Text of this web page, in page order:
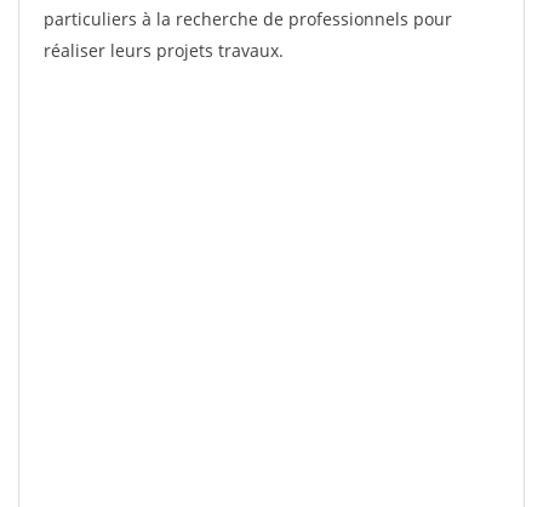
particuliers à la recherche de professionnels pour
réaliser leurs projets travaux.